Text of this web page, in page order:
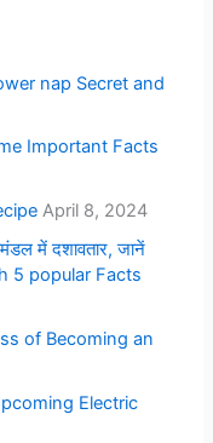
nap Secret and
Important Facts
April 8, 2024
में दशावतार, जानें
5 popular Facts
of Becoming an
Electric